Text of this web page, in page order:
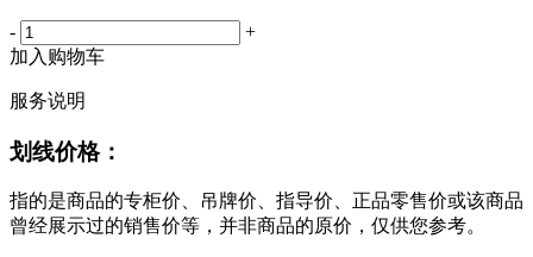
-
+
加入购物车
服务说明
划线价格：
指的是商品的专柜价、吊牌价、指导价、正品零售价或该商品
曾经展示过的销售价等，并非商品的原价，仅供您参考。